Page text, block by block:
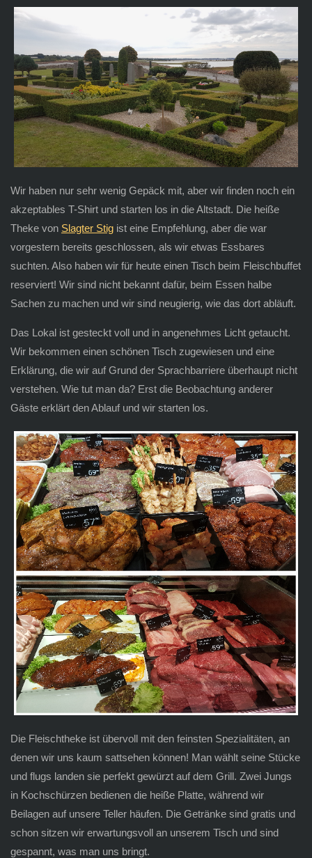
Wir haben nur sehr wenig Gepäck mit, aber wir finden noch ein
akzeptables T-Shirt und starten los in die Altstadt. Die heiße
Theke von Slagter Stigist eine Empfehlung, aber die war
vorgestern bereits geschlossen, als wir etwas Essbares
suchten. Also haben wir für heute einen Tisch beim Fleischbuffet
reserviert! Wir sind nicht bekannt dafür, beim Essen halbe
Sachen zu machen und wir sind neugierig, wie das dort abläuft.
Das Lokal ist gesteckt voll und in angenehmes Licht getaucht.
Wir bekommen einen schönen Tisch zugewiesen und eine
Erklärung, die wir auf Grund der Sprachbarriere überhaupt nicht
verstehen. Wie tut man da? Erst die Beobachtung anderer
Gäste erklärt den Ablauf und wir starten los.
Die Fleischtheke ist übervoll mit den feinsten Spezialitäten, an
denen wir uns kaum sattsehen können! Man wählt seine Stücke
und flugs landen sie perfekt gewürzt auf dem Grill. Zwei Jungs
in Kochschürzen bedienen die heiße Platte, während wir
Beilagen auf unsere Teller häufen. Die Getränke sind gratis und
schon sitzen wir erwartungsvoll an unserem Tisch und sind
gespannt, was man uns bringt.